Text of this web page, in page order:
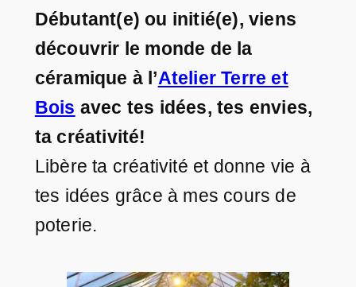
Débutant(e) ou initié(e), viens
découvrir le monde de la
céramique à l’Atelier Terre et
Bois avec tes idées, tes envies,
ta créativité!
Libère ta créativité et donne vie à
tes idées grâce à mes cours de
poterie.